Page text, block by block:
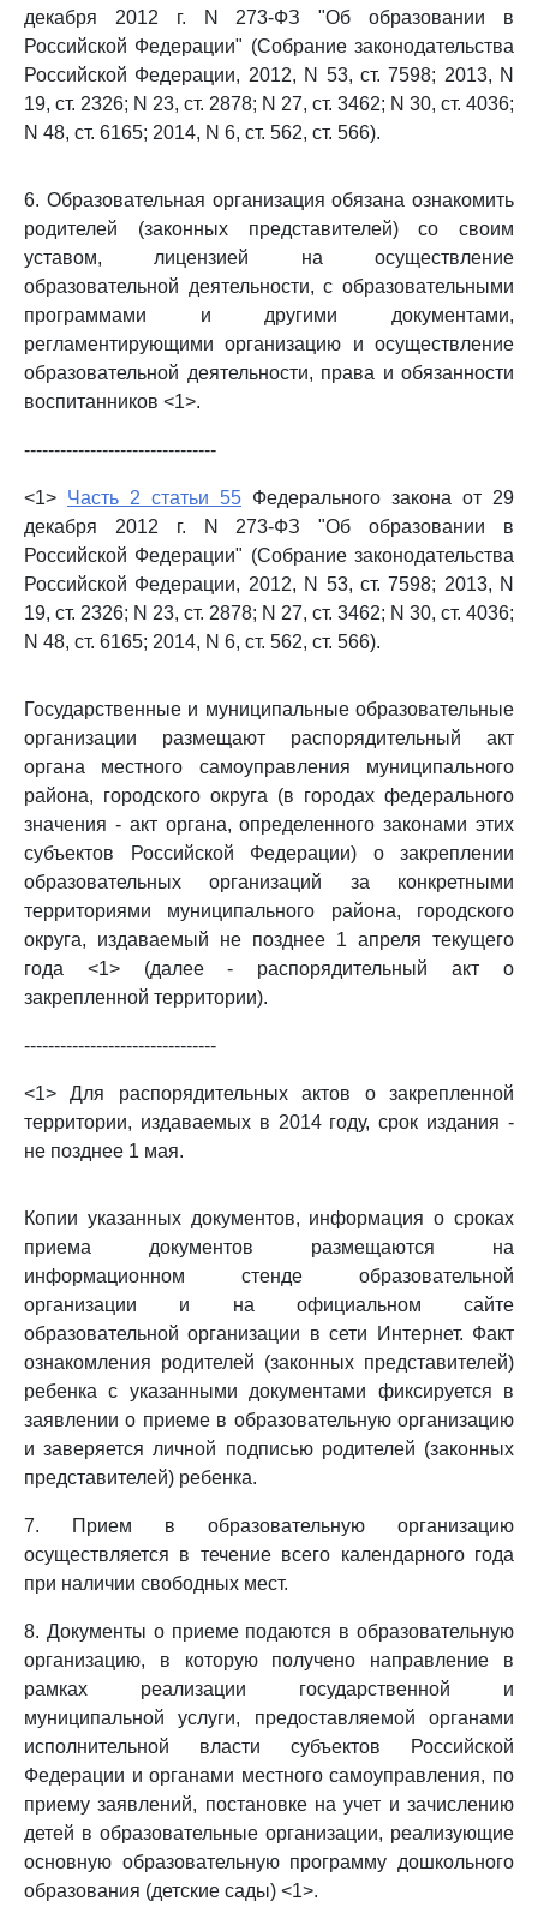
декабря 2012 г. N 273-ФЗ "Об образовании в
Российской Федерации" (Собрание законодательства
Российской Федерации, 2012, N 53, ст. 7598; 2013, N
19, ст. 2326; N 23, ст. 2878; N 27, ст. 3462; N 30, ст. 4036;
N 48, ст. 6165; 2014, N 6, ст. 562, ст. 566).
6. Образовательная организация обязана ознакомить
родителей (законных представителей) со своим
уставом, лицензией на осуществление
образовательной деятельности, с образовательными
программами и другими документами,
регламентирующими организацию и осуществление
образовательной деятельности, права и обязанности
воспитанников <1>.
--------------------------------
<1> Часть 2 статьи 55 Федерального закона от 29
декабря 2012 г. N 273-ФЗ "Об образовании в
Российской Федерации" (Собрание законодательства
Российской Федерации, 2012, N 53, ст. 7598; 2013, N
19, ст. 2326; N 23, ст. 2878; N 27, ст. 3462; N 30, ст. 4036;
N 48, ст. 6165; 2014, N 6, ст. 562, ст. 566).
Государственные и муниципальные образовательные
организации размещают распорядительный акт
органа местного самоуправления муниципального
района, городского округа (в городах федерального
значения - акт органа, определенного законами этих
субъектов Российской Федерации) о закреплении
образовательных организаций за конкретными
территориями муниципального района, городского
округа, издаваемый не позднее 1 апреля текущего
года <1> (далее - распорядительный акт о
закрепленной территории).
--------------------------------
<1> Для распорядительных актов о закрепленной
территории, издаваемых в 2014 году, срок издания -
не позднее 1 мая.
Копии указанных документов, информация о сроках
приема документов размещаются на
информационном стенде образовательной
организации и на официальном сайте
образовательной организации в сети Интернет. Факт
ознакомления родителей (законных представителей)
ребенка с указанными документами фиксируется в
заявлении о приеме в образовательную организацию
и заверяется личной подписью родителей (законных
представителей) ребенка.
7. Прием в образовательную организацию
осуществляется в течение всего календарного года
при наличии свободных мест.
8. Документы о приеме подаются в образовательную
организацию, в которую получено направление в
рамках реализации государственной и
муниципальной услуги, предоставляемой органами
исполнительной власти субъектов Российской
Федерации и органами местного самоуправления, по
приему заявлений, постановке на учет и зачислению
детей в образовательные организации, реализующие
основную образовательную программу дошкольного
образования (детские сады) <1>.